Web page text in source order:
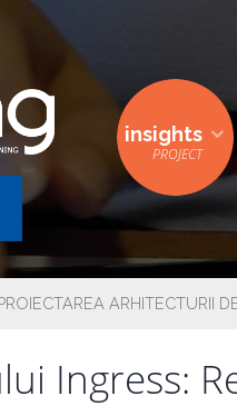
insights
ARHITECTURII
Ingress: